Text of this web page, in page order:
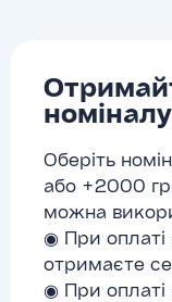
номіналу
Оберіть
або +2000
можна
◉ При оплаті
отримаєте
◉ При оплаті